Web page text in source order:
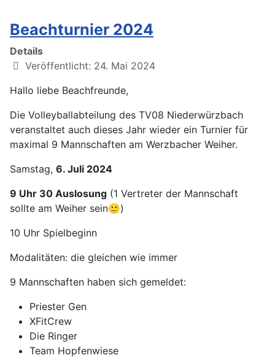
Beachturnier 2024
Details
Veröffentlicht: 24. Mai 2024
Hallo liebe Beachfreunde,
Die Volleyballabteilung des TV08 Niederwürzbach
veranstaltet auch dieses Jahr wieder ein Turnier für
maximal 9 Mannschaften am Werzbacher Weiher.
Samstag, 6. Juli 2024
9 Uhr 30 Auslosung (1 Vertreter der Mannschaft
sollte am Weiher sein🙂)
10 Uhr Spielbeginn
Modalitäten: die gleichen wie immer
9 Mannschaften haben sich gemeldet:
Priester Gen
XFitCrew
Die Ringer
Team Hopfenwiese